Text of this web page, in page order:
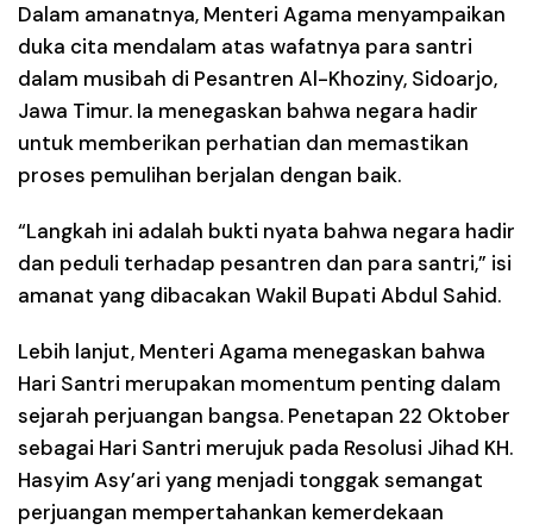
Dalam amanatnya, Menteri Agama menyampaikan
duka cita mendalam atas wafatnya para santri
dalam musibah di Pesantren Al-Khoziny, Sidoarjo,
Jawa Timur. Ia menegaskan bahwa negara hadir
untuk memberikan perhatian dan memastikan
proses pemulihan berjalan dengan baik.
“Langkah ini adalah bukti nyata bahwa negara hadir
dan peduli terhadap pesantren dan para santri,” isi
amanat yang dibacakan Wakil Bupati Abdul Sahid.
Lebih lanjut, Menteri Agama menegaskan bahwa
Hari Santri merupakan momentum penting dalam
sejarah perjuangan bangsa. Penetapan 22 Oktober
sebagai Hari Santri merujuk pada Resolusi Jihad KH.
Hasyim Asy’ari yang menjadi tonggak semangat
perjuangan mempertahankan kemerdekaan